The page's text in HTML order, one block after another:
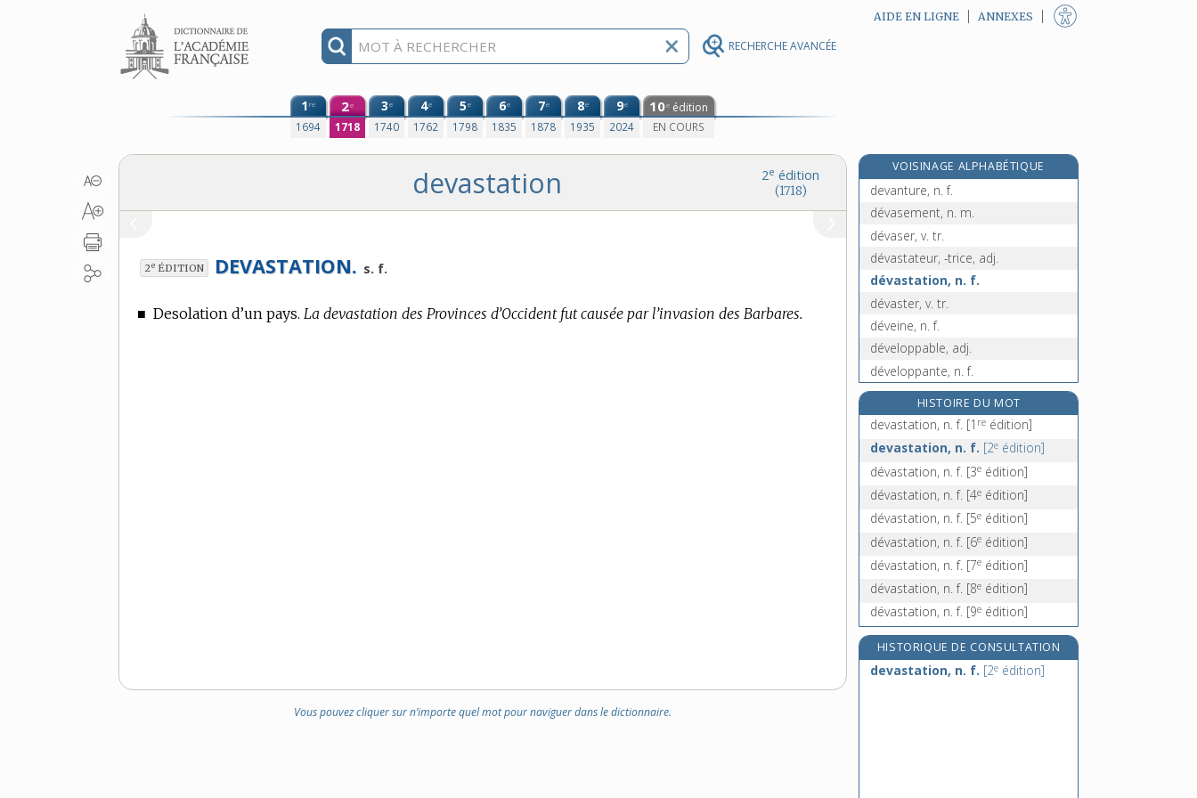
RECHERCHE AVANCÉE
Aller au contenu AIDE EN LIGNE ANNEXES
1re
1694
2e
1718
3e
1740
4e
1762
5e
1798
6e
1835
7e
1878
8e
1935
9e
2024
10e édition
EN COURS
2e édition
(1718)
devastation
2e ÉDITION DEVASTATION. s. f.
■ Desolation d’un pays. La devastation des Provinces d’Occident fut causée par l’invasion des Barbares.
Vous pouvez cliquer sur n’importe quel mot pour naviguer dans le dictionnaire.
VOISINAGE ALPHABÉTIQUE
devantière, n. f.
devanture, n. f.
dévasement, n. m.
dévaser, v. tr.
dévastateur, -trice, adj.
dévastation, n. f.
dévaster, v. tr.
déveine, n. f.
développable, adj.
développante, n. f.
développateur, n. m.
développé, -ée [I], adj.
développement, n. m.
HISTOIRE DU MOT
devastation, n. f. [1 re édition]
devastation, n. f. [2e édition]
dévastation, n. f. [3e édition]
dévastation, n. f. [4e édition]
dévastation, n. f. [5e édition]
dévastation, n. f. [6e édition]
dévastation, n. f. [7e édition]
dévastation, n. f. [8e édition]
dévastation, n. f. [9e édition]
HISTORIQUE DE CONSULTATION
devastation, n. f. [2e édition]